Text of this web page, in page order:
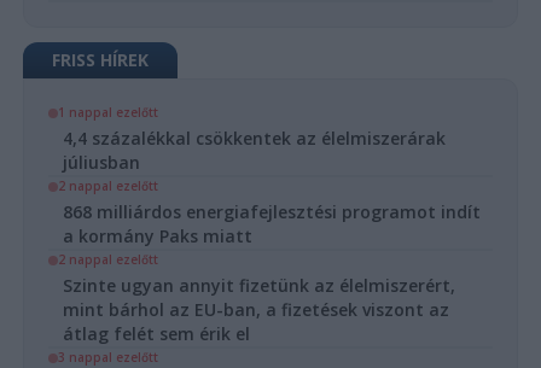
FRISS HÍREK
1 nappal ezelőtt
4,4 százalékkal csökkentek az élelmiszerárak
júliusban
2 nappal ezelőtt
868 milliárdos energiafejlesztési programot indít
a kormány Paks miatt
2 nappal ezelőtt
Szinte ugyan annyit fizetünk az élelmiszerért,
mint bárhol az EU-ban, a fizetések viszont az
átlag felét sem érik el
3 nappal ezelőtt